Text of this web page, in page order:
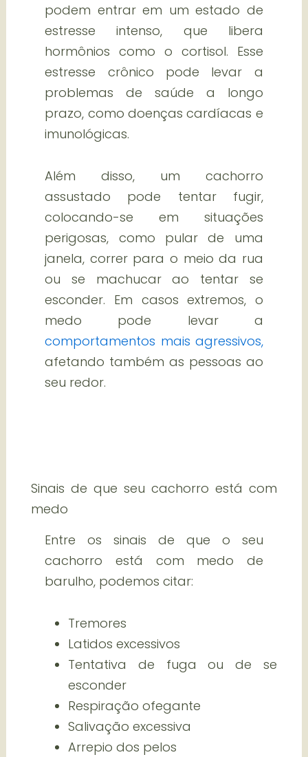
podem entrar em um estado de
estresse intenso, que libera
hormônios como o cortisol. Esse
estresse crônico pode levar a
problemas de saúde a longo
prazo, como doenças cardíacas e
imunológicas.
Além disso, um cachorro
assustado pode tentar fugir,
colocando-se em situações
perigosas, como pular de uma
janela, correr para o meio da rua
ou se machucar ao tentar se
esconder. Em casos extremos, o
medo pode levar a
comportamentos mais agressivos,
afetando também as pessoas ao
seu redor.
Sinais de que seu cachorro está com
medo
Entre os sinais de que o seu
cachorro está com medo de
barulho, podemos citar:
Tremores
Latidos excessivos
Tentativa de fuga ou de se
esconder
Respiração ofegante
Salivação excessiva
Arrepio dos pelos